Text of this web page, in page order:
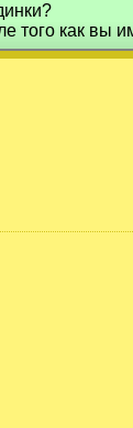
того как вы